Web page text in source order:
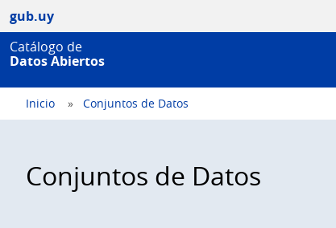
gub.uy
Catálogo de
Datos Abiertos
Inicio Conjuntos de Datos
Conjuntos de Datos